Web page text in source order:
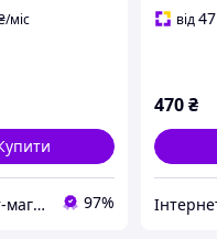
/міс
Інтернет-магазин Minimalka.com - мінімальні ціни на одяг та взуття, спідню білизну та інші товари 97%
від47
470₴